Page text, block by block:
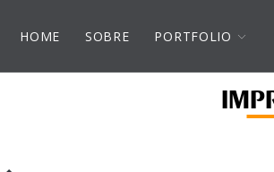
HOME SOBRE PORTFOLIO